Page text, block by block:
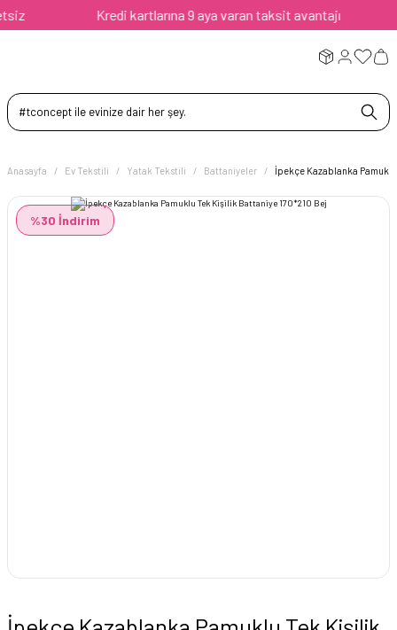
Kredi kartlarına 9 aya varan taksit avantajı
Anasayfa Ev Tekstili Yatak Tekstili Battaniyeler İpekçe Kazablanka
%30 İndirim